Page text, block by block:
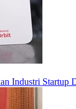
Industri Startup